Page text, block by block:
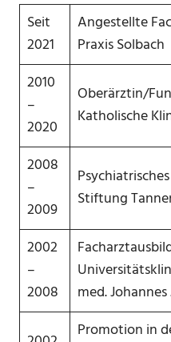
Seit
2021
Angestellte
Praxis Solbach
2010
–
2020
Oberärztin/
Katholische
2008
–
2009
Stiftung
2002
–
2008
med. Johannes
Promotion in